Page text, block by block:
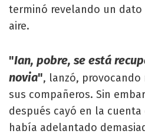
terminó revelando un
aire.
"Ian, pobre, se está
novia", lanzó, provocando
sus compañeros. Sin
después cayó en la
había adelantado